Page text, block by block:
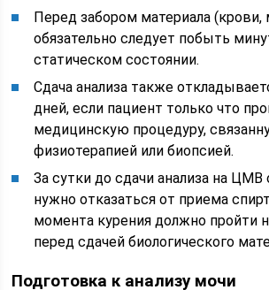
Перед забором материала (крови,
обязательно следует побыть
статическом состоянии.
Сдача анализа также
дней, если пациент только что
медицинскую процедуру,
физиотерапией или биопсией.
За сутки до сдачи анализа на ЦМВ
нужно отказаться от приема
момента курения должно пройти
перед сдачей биологического
Подготовка к анализу мочи